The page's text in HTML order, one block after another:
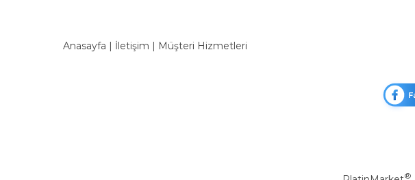
Anasayfa | İletişim | Müşteri Hizmetleri
®